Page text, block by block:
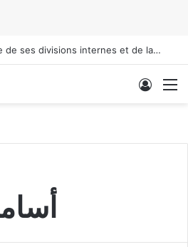
L’UGTT prise au piège de ses divisions internes et de la pression politique